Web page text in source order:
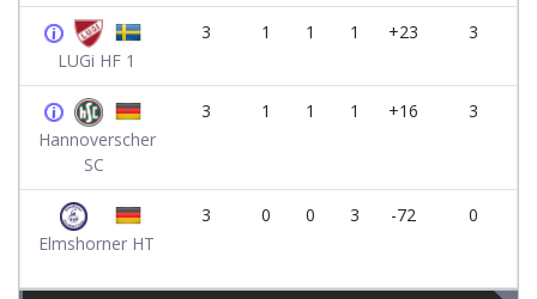
LUGi HF 1
3 1 1 1 +23 3
Hannoverscher
SC
3 1 1 1 +16 3
Elmshorner HT
3 0 0 3 -72 0